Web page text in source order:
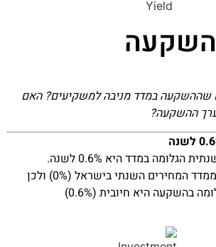
שההשקעה במדד מניבה למשקיעים? האם
ההשקעה?
התשואה (הריבית) השנתית הגלומה במדד היא 0.6% לשנה.
התשואה גבוהה יותר ממדד המחירים השנתי בישראל (0%) ולכן
בהשקעה היא חיובית (0.6%)